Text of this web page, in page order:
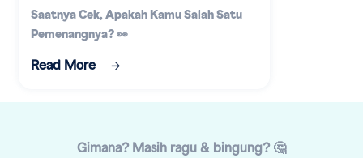
Saatnya Cek, Apakah Kamu Salah Satu
Pemenangnya? 👀
Read More
Gimana? Masih ragu & bingung? 🤔